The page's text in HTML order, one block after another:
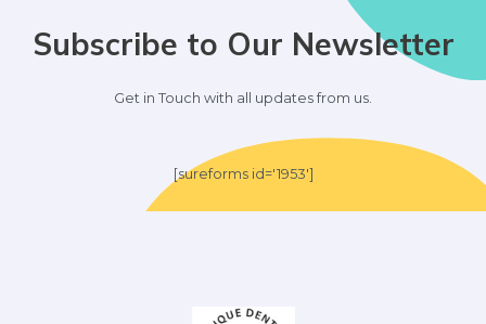
Subscribe to Our Newsletter
Get in Touch with all updates from us.
[sureforms id='1953']